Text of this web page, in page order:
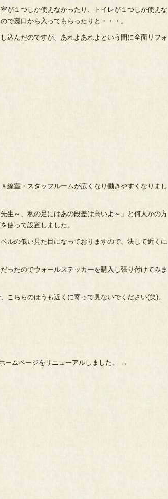
が１つしか使えなかったり、トイレが１つしか使えな
で裏口から入ってもらったりと・・・。
込んだのですが、あれよあれよという間に全面リフォ
線室・スタッフルームが広くなり働きやすくなりまし
生～、私の足にはあの段差は高いよ～」と何人かの方
使って設置しました。
ルの低い見た目になっておりますので、決して近くに
ったのでウォールステッカーを購入し張り付けてみま
ちらのほうも近くに寄って見ないでください(笑)。
ームページをリニューアルしました。 →